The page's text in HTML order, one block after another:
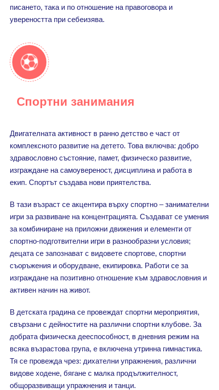
писането, така и по отношение на правоговора и
увереността при себеизява.
Спортни занимания
Двигателната активност в ранно детство е част от
комплексното развитие на детето. Това включва: добро
здравословно състояние, памет, физическо развитие,
изграждане на самоувереност, дисциплина и работа в
екип. Спортът създава нови приятелства.
В тази възраст се акцентира върху спортно – занимателни
игри за развиване на концентрацията. Създават се умения
за комбиниране на приложни движения и елементи от
спортно-подготвителни игри в разнообразни условия;
децата се запознават с видовете спортове, спортни
съоръжения и оборудване, екипировка. Работи се за
изграждане на позитивно отношение към здравословния и
активен начин на живот.
В детската градина се провеждат спортни мероприятия,
свързани с дейностите на различни спортни клубове. За
добрата физическа дееспособност, в дневния режим на
всяка възрастова група, е включена утринна гимнастика.
Тя се провежда чрез: дихателни упражнения, различни
видове ходене, бягане с малка продължителност,
общоразвиващи упражнения и танци.